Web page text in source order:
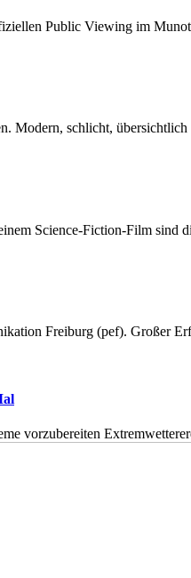
Public Viewing im
Modern, schlicht,
Science-Fiction-Film sind
Freiburg (pef). Großer
vorzubereiten